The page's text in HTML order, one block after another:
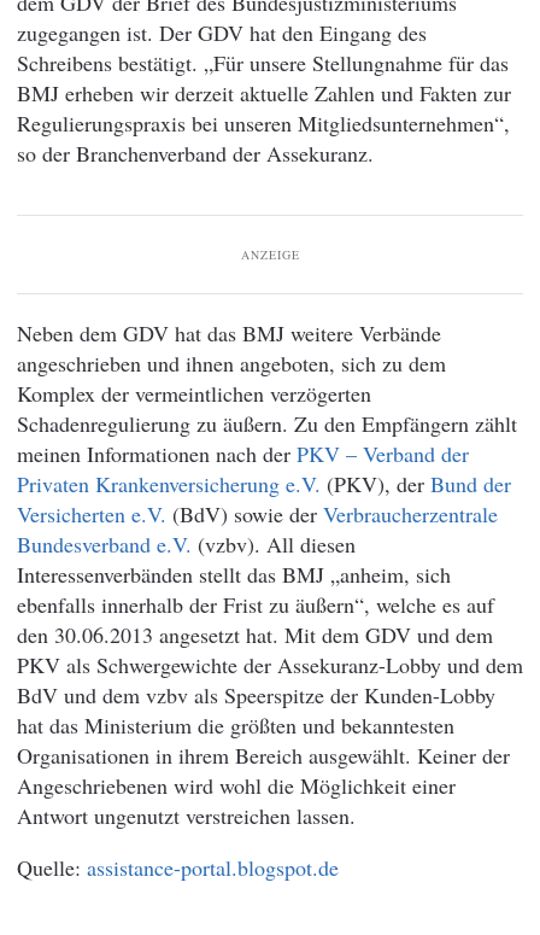
zugegangen ist. Der GDV hat den Eingang des
Schreibens bestätigt. „Für unsere Stellungnahme für das
BMJ erheben wir derzeit aktuelle Zahlen und Fakten zur
Regulierungspraxis bei unseren Mitgliedsunternehmen“,
so der Branchenverband der Assekuranz.
ANZEIGE
Neben dem GDV hat das BMJ weitere Verbände
angeschrieben und ihnen angeboten, sich zu dem
Komplex der vermeintlichen verzögerten
Schadenregulierung zu äußern. Zu den Empfängern zählt
meinen Informationen nach der PKV – Verband der
Privaten Krankenversicherung e.V. (PKV), der Bund der
Versicherten e.V. (BdV) sowie der Verbraucherzentrale
Bundesverband e.V. (vzbv). All diesen
Interessenverbänden stellt das BMJ „anheim, sich
ebenfalls innerhalb der Frist zu äußern“, welche es auf
den 30.06.2013 angesetzt hat. Mit dem GDV und dem
PKV als Schwergewichte der Assekuranz-Lobby und dem
BdV und dem vzbv als Speerspitze der Kunden-Lobby
hat das Ministerium die größten und bekanntesten
Organisationen in ihrem Bereich ausgewählt. Keiner der
Angeschriebenen wird wohl die Möglichkeit einer
Antwort ungenutzt verstreichen lassen.
assistance-portal.blogspot.de